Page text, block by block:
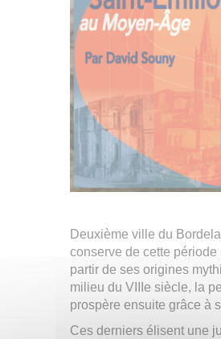
Deuxième ville du
conserve de cette
partir de ses origines
milieu du VIIIe siècle, la
prospère ensuite grâce à
Ces derniers élisent une